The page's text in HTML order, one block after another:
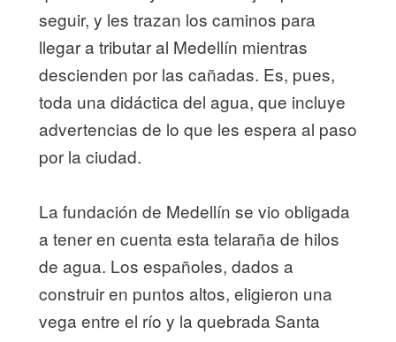
seguir, y les trazan los caminos para
llegar a tributar al Medellín mientras
descienden por las cañadas. Es, pues,
toda una didáctica del agua, que incluye
advertencias de lo que les espera al paso
por la ciudad.
La fundación de Medellín se vio obligada
a tener en cuenta esta telaraña de hilos
de agua. Los españoles, dados a
construir en puntos altos, eligieron una
vega entre el río y la quebrada Santa